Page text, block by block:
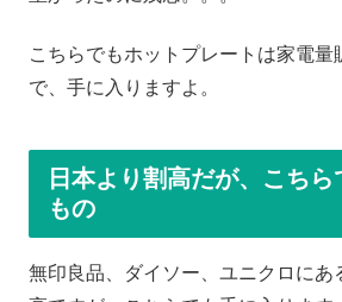
こちらでもホットプレートは家電量
で、手に入りますよ。
日本より割高だが、こち
もの
無印良品、ダイソー、ユニクロにあ